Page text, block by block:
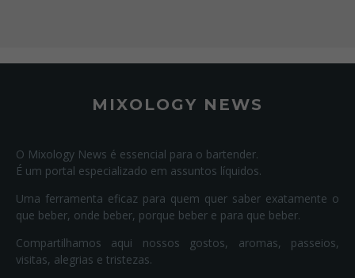
MIXOLOGY NEWS
O Mixology News é essencial para o bartender.
É um portal especializado em assuntos líquidos.
Uma ferramenta eficaz para quem quer saber exatamente o
que beber, onde beber, porque beber e para que beber.
Compartilhamos aqui nossos gostos, aromas, passeios,
visitas, alegrias e tristezas.